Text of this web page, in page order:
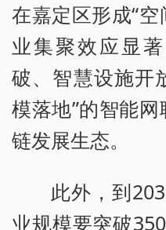
在嘉定区形成“
业集聚效应显
破、智慧设施开
模落地”的智能
链发展生态。
此外，到
业规模要突破